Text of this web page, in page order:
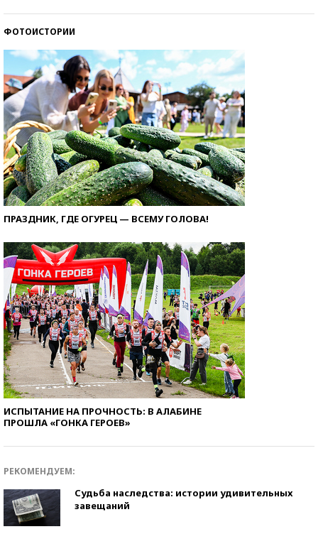
ФОТОИСТОРИИ
ПРАЗДНИК, ГДЕ ОГУРЕЦ — ВСЕМУ ГОЛОВА!
ИСПЫТАНИЕ НА ПРОЧНОСТЬ: В АЛАБИНЕ
ПРОШЛА «ГОНКА ГЕРОЕВ»
РЕКОМЕНДУЕМ:
Судьба наследства: истории удивительных
завещаний